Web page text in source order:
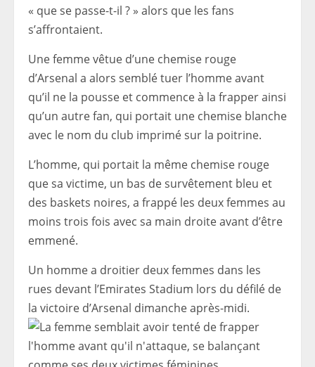
« que se passe-t-il ? » alors que les fans
s’affrontaient.
Une femme vêtue d’une chemise rouge
d’Arsenal a alors semblé tuer l’homme avant
qu’il ne la pousse et commence à la frapper ainsi
qu’un autre fan, qui portait une chemise blanche
avec le nom du club imprimé sur la poitrine.
L’homme, qui portait la même chemise rouge
que sa victime, un bas de survêtement bleu et
des baskets noires, a frappé les deux femmes au
moins trois fois avec sa main droite avant d’être
emmené.
Un homme a droitier deux femmes dans les
rues devant l’Emirates Stadium lors du défilé de
la victoire d’Arsenal dimanche après-midi.